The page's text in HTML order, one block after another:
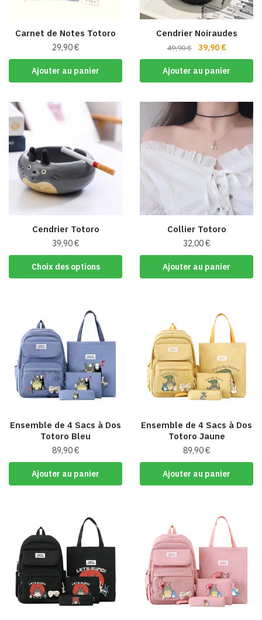
page
du
produit
la
page
du
produit
Carnet de Notes Totoro
29,90€
Ajouter au panier
Cendrier Noiraudes
49,90€
Le
prix
initial
était :
39,90 €Le
prix
actuel
est :
Ajouter au panier
Cendrier Totoro
39,90€
Choix des options
Ce
produit
variations.
Les
options
peuvent
être
choisies
sur
page
du
produit
Collier Totoro
32,00€
Ajouter au panier
Ensemble de 4 Sacs à Dos
Totoro Bleu
89,90€
Ajouter au panier
Ensemble de 4 Sacs à Dos
Totoro Jaune
89,90€
Ajouter au panier